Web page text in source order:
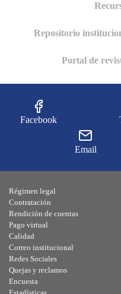
Repositorio
Portal de
Facebook
Email
Régimen legal
Contratación
Rendición de cuentas
Pago virtual
Calidad
Correo institucional
Redes Sociales
Quejas y reclamos
Encuesta